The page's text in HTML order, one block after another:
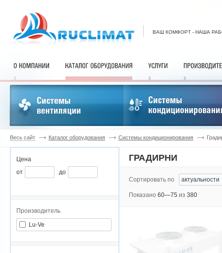
ВАШ КОМФОРТ - НАША
Весь сайт Каталог оборудования Системы кондиционирования
Цена
от
до
Производитель
Lu-Ve
ГРАДИРНИ
Сортировать по
Показано 60—75 из 380